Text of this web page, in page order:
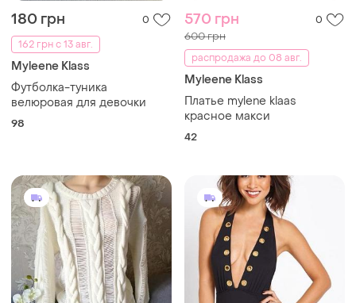
180 грн
0
162 грн с 13 авг.
Myleene Klass
Футболка-туника
велюровая для девочки
98
570 грн 0
600 грн
распродажа до 08 авг.
Myleene Klass
Платье mylene klaas
красное макси
42